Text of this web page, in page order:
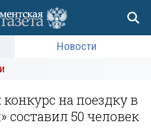
Новости
на поездку в
составил 50 человек